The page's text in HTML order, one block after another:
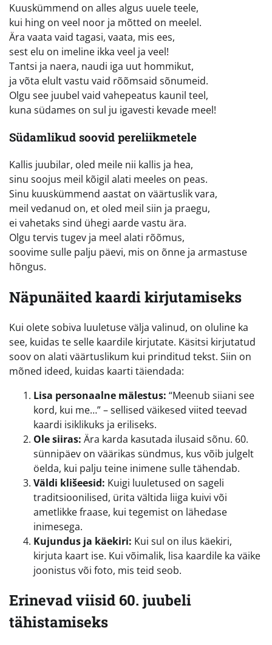
Kuuskümmend on alles algus uuele teele,
kui hing on veel noor ja mõtted on meelel.
Ära vaata vaid tagasi, vaata, mis ees,
sest elu on imeline ikka veel ja veel!
Tantsi ja naera, naudi iga uut hommikut,
ja võta elult vastu vaid rõõmsaid sõnumeid.
Olgu see juubel vaid vahepeatus kaunil teel,
kuna südames on sul ju igavesti kevade meel!
Südamlikud soovid pereliikmetele
Kallis juubilar, oled meile nii kallis ja hea,
sinu soojus meil kõigil alati meeles on peas.
Sinu kuuskümmend aastat on väärtuslik vara,
meil vedanud on, et oled meil siin ja praegu,
ei vahetaks sind ühegi aarde vastu ära.
Olgu tervis tugev ja meel alati rõõmus,
soovime sulle palju päevi, mis on õnne ja armastuse
hõngus.
Näpunäited kaardi kirjutamiseks
Kui olete sobiva luuletuse välja valinud, on oluline ka
see, kuidas te selle kaardile kirjutate. Käsitsi kirjutatud
soov on alati väärtuslikum kui prinditud tekst. Siin on
mõned ideed, kuidas kaarti täiendada:
Lisa personaalne mälestus: “Meenub siiani see
kord, kui me…” – sellised väikesed viited teevad
kaardi isiklikuks ja eriliseks.
Ole siiras: Ära karda kasutada ilusaid sõnu. 60.
sünnipäev on väärikas sündmus, kus võib julgelt
öelda, kui palju teine inimene sulle tähendab.
Väldi klišeesid: Kuigi luuletused on sageli
traditsioonilised, ürita vältida liiga kuivi või
ametlikke fraase, kui tegemist on lähedase
inimesega.
Kujundus ja käekiri: Kui sul on ilus käekiri,
kirjuta kaart ise. Kui võimalik, lisa kaardile ka väike
joonistus või foto, mis teid seob.
Erinevad viisid 60. juubeli
tähistamiseks